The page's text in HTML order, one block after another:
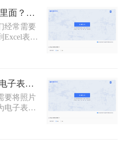
呢？本文
Excel文
完成这一
图片怎么弄到excel表格里面？分享4种提取方法!
经常需要
Excel表格
理和分
表格里面
助用户高
照片上的表格怎么弄成电子表格？试试这3个方法！
要将照片
电子表
理和分
手动输